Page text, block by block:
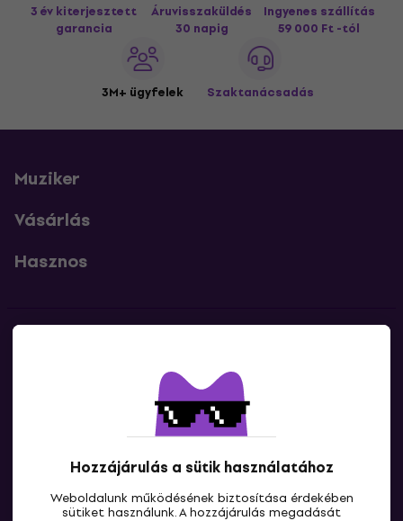
Hozzájárulás a sütik használatához
Weboldalunk működésének biztosítása érdekében
sütiket használunk. A hozzájárulás megadását
3 év kiterjesztett
garancia
Áruvisszaküldés
30 napig
Ingyenes szállítás
59 000 Ft -tól
3M+ ügyfelek Szaktanácsadás
Muziker
Vásárlás
Hasznos
Lépj kapcsolatba velünk